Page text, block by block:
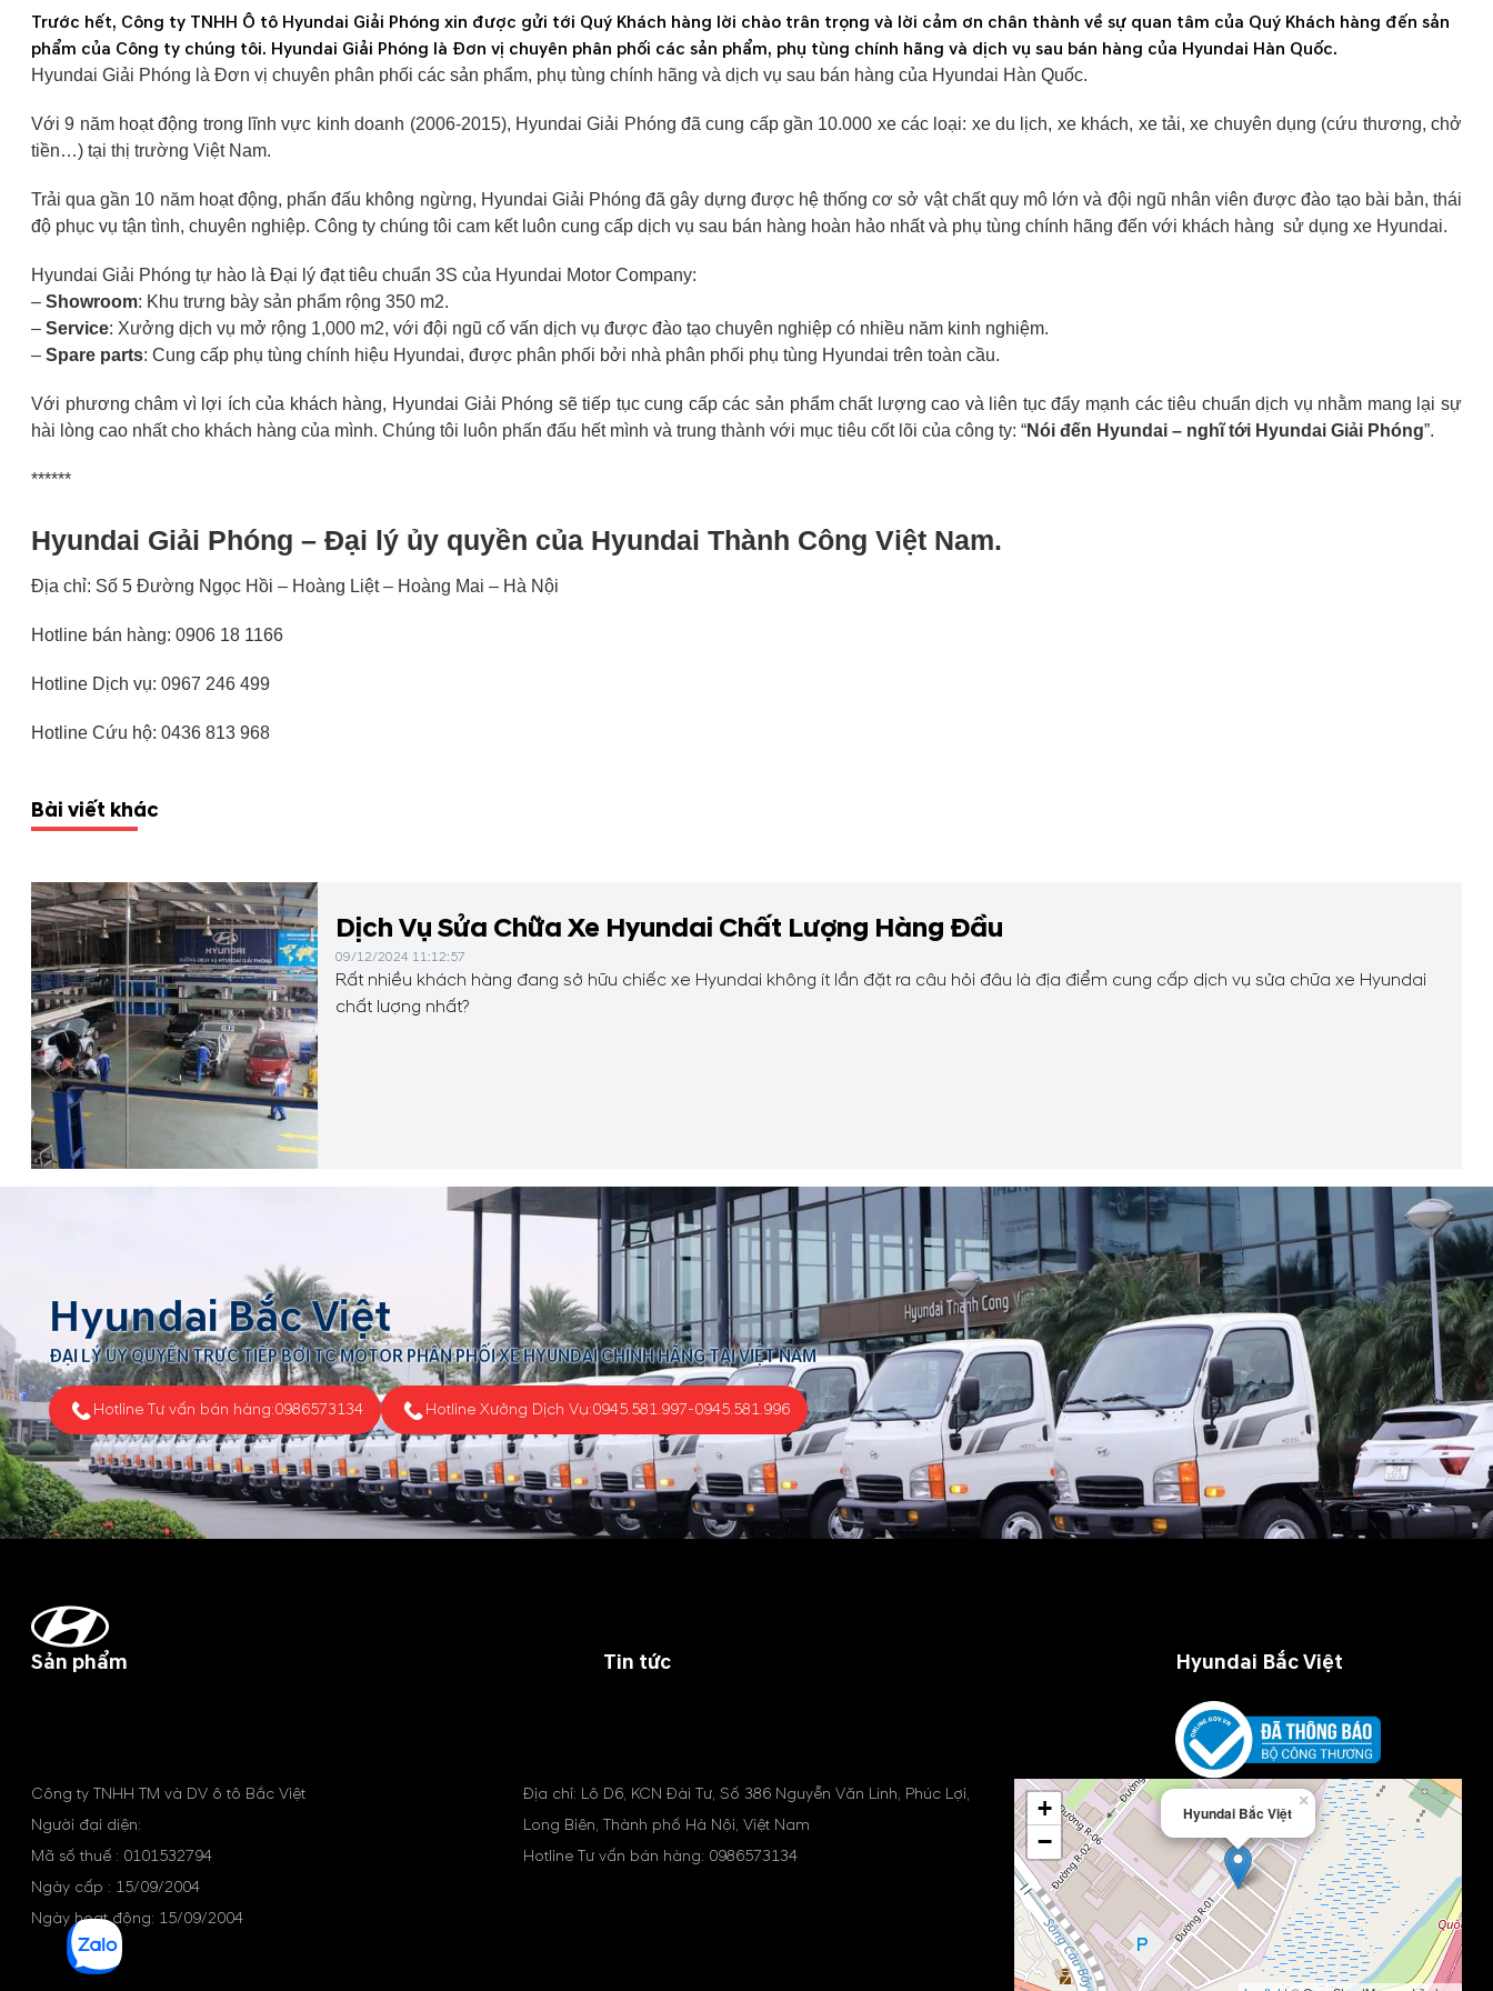
Trước hết, Công ty TNHH Ô tô Hyundai Giải Phóng xin được gửi tới Quý Khách hàng lời chào trân trọng và lời cảm ơn chân thành về sự quan tâm của Quý Khách hàng đến sản
phẩm của Công ty chúng tôi. Hyundai Giải Phóng là Đơn vị chuyên phân phối các sản phẩm, phụ tùng chính hãng và dịch vụ sau bán hàng của Hyundai Hàn Quốc.
Hyundai Giải Phóng là Đơn vị chuyên phân phối các sản phẩm, phụ tùng chính hãng và dịch vụ sau bán hàng của Hyundai Hàn Quốc.
Với 9 năm hoạt động trong lĩnh vực kinh doanh (2006-2015), Hyundai Giải Phóng đã cung cấp gần 10.000 xe các loại: xe du lịch, xe khách, xe tải, xe chuyên dụng (cứu thương, chở
tiền…) tại thị trường Việt Nam.
Trải qua gần 10 năm hoạt động, phấn đấu không ngừng, Hyundai Giải Phóng đã gây dựng được hệ thống cơ sở vật chất quy mô lớn và đội ngũ nhân viên được đào tạo bài bản, thái
độ phục vụ tận tình, chuyên nghiệp. Công ty chúng tôi cam kết luôn cung cấp dịch vụ sau bán hàng hoàn hảo nhất và phụ tùng chính hãng đến với khách hàng sử dụng xe Hyundai.
Hyundai Giải Phóng tự hào là Đại lý đạt tiêu chuẩn 3S của Hyundai Motor Company:
– Showroom: Khu trưng bày sản phẩm rộng 350 m2.
– Service: Xưởng dịch vụ mở rộng 1,000 m2, với đội ngũ cố vấn dịch vụ được đào tạo chuyên nghiệp có nhiều năm kinh nghiệm.
– Spare parts: Cung cấp phụ tùng chính hiệu Hyundai, được phân phối bởi nhà phân phối phụ tùng Hyundai trên toàn cầu.
Với phương châm vì lợi ích của khách hàng, Hyundai Giải Phóng sẽ tiếp tục cung cấp các sản phẩm chất lượng cao và liên tục đẩy mạnh các tiêu chuẩn dịch vụ nhằm mang lại sự
hài lòng cao nhất cho khách hàng của mình. Chúng tôi luôn phấn đấu hết mình và trung thành với mục tiêu cốt lõi của công ty: “Nói đến Hyundai – nghĩ tới Hyundai Giải Phóng”.
******
Hyundai Giải Phóng – Đại lý ủy quyền của Hyundai Thành Công Việt Nam.
Địa chỉ: Số 5 Đường Ngọc Hồi – Hoàng Liệt – Hoàng Mai – Hà Nội
Hotline bán hàng: 0906 18 1166
Hotline Dịch vụ: 0967 246 499
Hotline Cứu hộ: 0436 813 968
Bài viết khác
Dịch Vụ Sửa Chữa Xe Hyundai Chất Lượng Hàng Đầu
09/12/2024 11:12:57
Rất nhiều khách hàng đang sở hữu chiếc xe Hyundai không ít lần đặt ra câu hỏi đâu là địa điểm cung cấp dịch vụ sửa chữa xe Hyundai
chất lượng nhất?
Hyundai Bắc Việt
ĐẠI LÝ ỦY QUYỀN TRỰC TIẾP BỞI TC MOTOR PHÂN PHỐI XE HYUNDAI CHÍNH HÃNG TẠI VIỆT NAM
Hotline Tư vấn bán hàng:0986573134 Hotline Xưởng Dịch Vụ:0945.581.997-0945.581.996
Sản phẩm Tin tức Hyundai Bắc Việt
Công ty TNHH TM và DV ô tô Bắc Việt
Người đại diện:
Mã số thuế : 0101532794
Ngày cấp : 15/09/2004
Ngày hoạt động: 15/09/2004
Địa chỉ: Lô D6, KCN Đài Tư, Số 386 Nguyễn Văn Linh, Phúc Lợi,
Long Biên, Thành phố Hà Nội, Việt Nam
Hotline Tư vấn bán hàng: 0986573134
Hyundai Bắc Việt
×
+
−